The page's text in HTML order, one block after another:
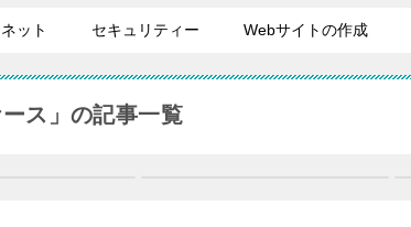
ット セキュリティー Webサイトの作成
ス」の記事一覧